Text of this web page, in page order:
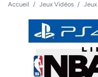
Accueil / Jeux Vidéos /